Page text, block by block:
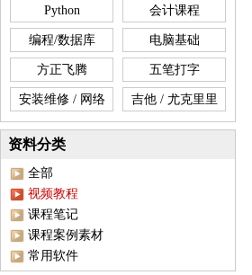
Python 会计课程
编程/数据库 电脑基础
方正飞腾 五笔打字
安装维修 / 网络 吉他 / 尤克里里
资料分类
全部
视频教程
课程笔记
课程案例素材
常用软件